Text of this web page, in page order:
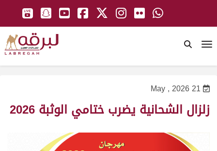
21 May , 2026
زلزال الشحانية يضرب ختامي الوثبة 2026